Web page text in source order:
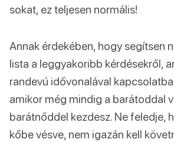
sokat, ez teljesen normális!
Annak érdekében, hogy segítsen
lista a leggyakoribb kérdésekről,
randevú idővonalával
amikor még mindig a barátoddal
barátnőddel kezdesz. Ne feledje,
kőbe vésve, nem igazán kell